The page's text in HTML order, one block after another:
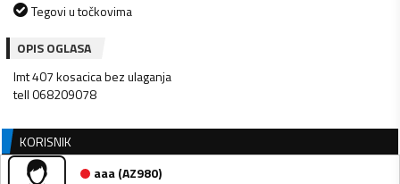
Tegovi u točkovima
OPIS OGLASA
Imt 407 kosacica bez ulaganja
tell 068209078
KORISNIK
aaa(AZ980)